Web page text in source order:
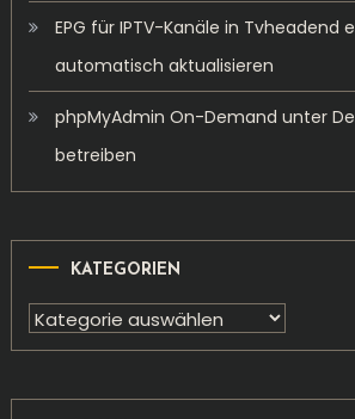
EPG für IPTV-Kanäle in Tvheadend
automatisch aktualisieren
phpMyAdmin On-Demand unter
betreiben
KATEGORIEN
Kategorien